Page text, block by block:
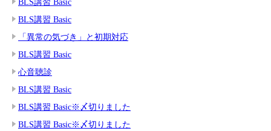
BLS講習 Basic
「異常の気づき」と初期対応
BLS講習 Basic
心音聴診
BLS講習 Basic
BLS講習 Basic※〆切りました
BLS講習 Basic※〆切りました